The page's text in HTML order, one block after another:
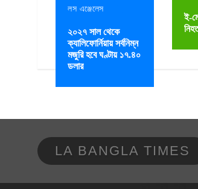
লস এঞ্জেলেস
২০২৭ সাল থেকে
ক্যালিফোর্নিয়ায় সর্বনিম্ন
মজুরি হবে ঘণ্টায় ১৭.৪০
ডলার
ই-
LA BANGLA TIMES